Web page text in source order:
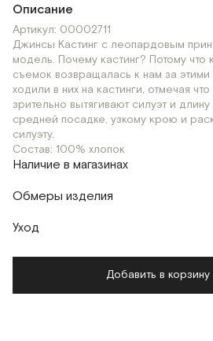
Описание
Артикул: 00002711
Джинсы Кастинг с леопардовым
модель. Почему кастинг? Потому
съемок возвращалась к нам за
ходили в них на кастинги, отмечая
зрительно вытягивают силуэт и
средней посадке, узкому крою и
силуэту.
Состав: 100% хлопок
Наличие в магазинах
Флагман
г. Москва, Малая Бронная 16
г. Москва, Малая Бронная 24/3
Обмеры изделия
Мерки, см
Уход
Добавить в корзину